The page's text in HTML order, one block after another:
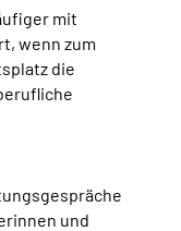
mit
wenn zum
die
und